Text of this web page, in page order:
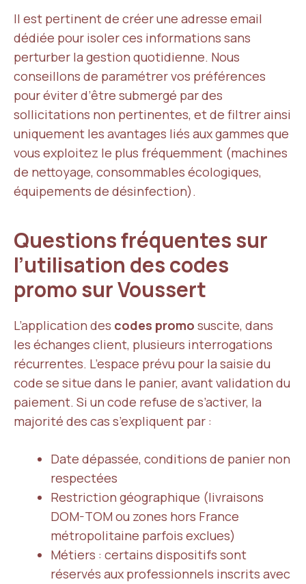
Il est pertinent de créer une adresse email
dédiée pour isoler ces informations sans
perturber la gestion quotidienne. Nous
conseillons de paramétrer vos préférences
pour éviter d’être submergé par des
sollicitations non pertinentes, et de filtrer ainsi
uniquement les avantages liés aux gammes que
vous exploitez le plus fréquemment (machines
de nettoyage, consommables écologiques,
équipements de désinfection).
Questions fréquentes sur
l’utilisation des codes
promo sur Voussert
L’application des codes promo suscite, dans
les échanges client, plusieurs interrogations
récurrentes. L’espace prévu pour la saisie du
code se situe dans le panier, avant validation du
paiement. Si un code refuse de s’activer, la
majorité des cas s’expliquent par :
Date dépassée, conditions de panier non
respectées
Restriction géographique (livraisons
DOM-TOM ou zones hors France
métropolitaine parfois exclues)
Métiers : certains dispositifs sont
réservés aux professionnels inscrits avec